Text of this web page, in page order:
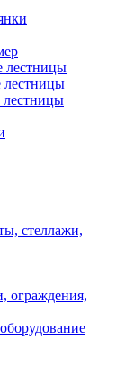
лестницы
стеллажи,
ограждения,